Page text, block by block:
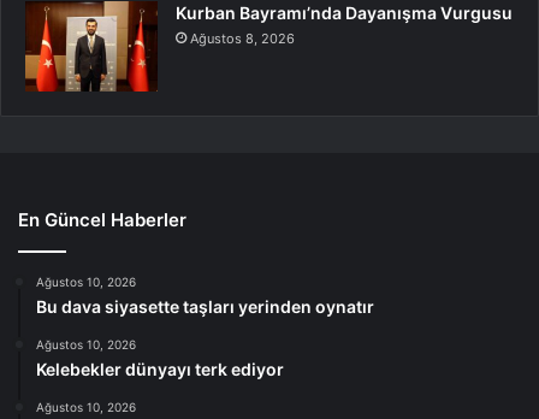
Kurban Bayramı’nda Dayanışma Vurgusu
Ağustos 8, 2026
En Güncel Haberler
Ağustos 10, 2026
Bu dava siyasette taşları yerinden oynatır
Ağustos 10, 2026
Kelebekler dünyayı terk ediyor
Ağustos 10, 2026